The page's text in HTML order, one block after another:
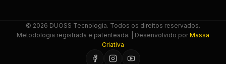
© 2026 DUOSS Tecnologia. Todos os direitos reservados.
Metodologia registrada e patenteada. | Desenvolvido por Massa
Criativa